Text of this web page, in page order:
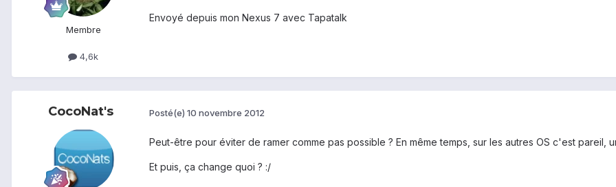
Membre
4,6k
Envoyé depuis mon Nexus 7 avec Tapatalk
CocoNat's Posté(e) 10 novembre 2012
Peut-être pour éviter de ramer comme pas possible ? En même temps, sur les autres OS c'est pareil,
Et puis, ça change quoi ? :/